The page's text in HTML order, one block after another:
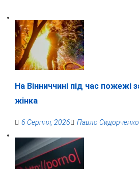
На Вінниччині під час пожежі
жінка
6 Серпня, 2026 Павло Сидорченко